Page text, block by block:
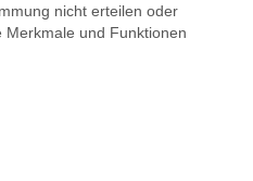
nicht erteilen oder
und Funktionen